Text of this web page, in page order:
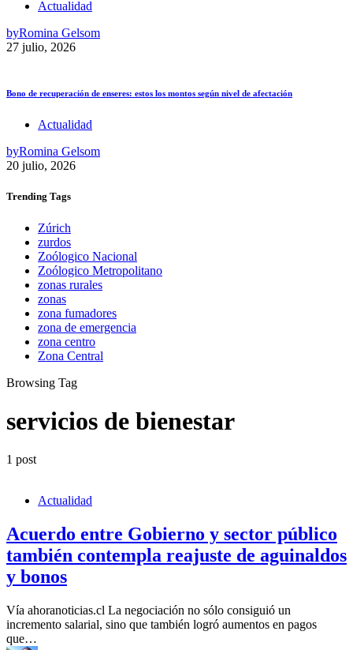
Actualidad
byRomina Gelsom
27 julio, 2026
Bono de recuperación de enseres: estos los montos según nivel de afectación
Actualidad
byRomina Gelsom
20 julio, 2026
Trending Tags
Zúrich
zurdos
Zoólogico Nacional
Zoólogico Metropolitano
zonas rurales
zonas
zona fumadores
zona de emergencia
zona centro
Zona Central
Browsing Tag
servicios de bienestar
1 post
Actualidad
Acuerdo entre Gobierno y sector público
también contempla reajuste de aguinaldos
y bonos
Vía ahoranoticias.cl La negociación no sólo consiguió un
incremento salarial, sino que también logró aumentos en pagos
que…